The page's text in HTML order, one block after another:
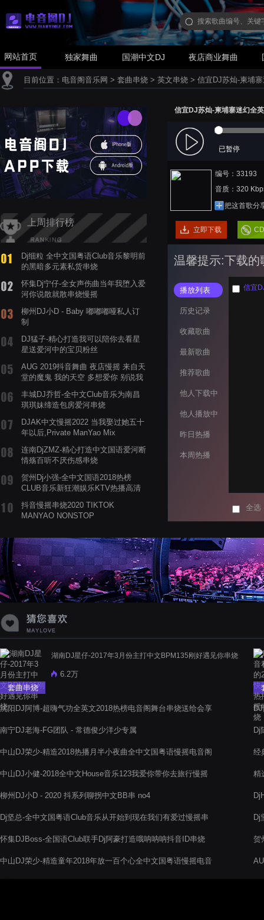
网站首页 独家舞曲 国潮中文DJ 夜店商业舞曲
目前位置： 电音阁音乐网 > 套曲串烧 > 英文串烧 > 信宜DJ苏灿-柬埔
上周排行榜
Dj细粒 全中文国粤语Club音乐黎明前
的黑暗多元素私货串烧
怀集Dj宁仔-全女声伤曲当年我堕入爱
河你说散就散串烧慢摇
柳州DJ小D - Baby 嘟嘟嘟哑私人订
制
DJ猛子-精心打造我可以陪你去看星
星送爱河中的宝贝粉丝
AUG 2019抖音舞曲 夜店慢摇 来自天
堂的魔鬼 我的天空 多想爱你 别说我
丰城DJ乔哲-全中文Club音乐为南昌
琪琪妹缔造包房爱河串烧
DJAK中文慢摇2022 当我娶过她五十
年以后,Private ManYao Mix
连南DjZMZ-精心打造中文国语爱河断
情殇百听不厌伤感串烧
贺州Dj小强-全中文国语2018热榜
CLUB音乐新狂潮娱乐KTV热播高清
抖音慢摇串烧2020 TIKTOK
MANYAO NONSTOP
蝉爸爸妈妈爱存在夏天的风是想你的
声音啊
信宜DJ苏灿-柬埔寨迷幻全
已暂停
编号：33193
音质：320
把这首歌分
立即下载
温馨提示:下载的
播放列表
历史记录
收藏歌曲
最新歌曲
推荐歌曲
他人下载中
他人播放中
昨日热播
本周热播
信宜
全选
套曲串烧
湖南DJ星仔-2017年3月份主打中文BPM135刚好遇见你串烧
6.2万
沈阳DJ阿博-超嗨气功全英文2018热榜电音阁舞台串烧送给会享
南宁DJ老海-FG团队 - 常德俊少洋少专属
中山DJ荣少-精造2018热播月半小夜曲全中文国粤语慢摇电音阁
中山DJ小健-2018全中文House音乐123我爱你带你去旅行慢摇
柳州DJ小D - 2020 抖系列聊拐中文BB串 no4
Dj坚总-全中文国粤语Club音乐从开始到现在我们有爱过慢摇串
怀集DJBoss-全国语Club联手Dj阿豪打造哦呐呐呐抖音ID串烧
中山DJ荣少-精造童年2018年放一百个心全中文国粤语慢摇电音
阁
Dj
经
精
Dj
贺